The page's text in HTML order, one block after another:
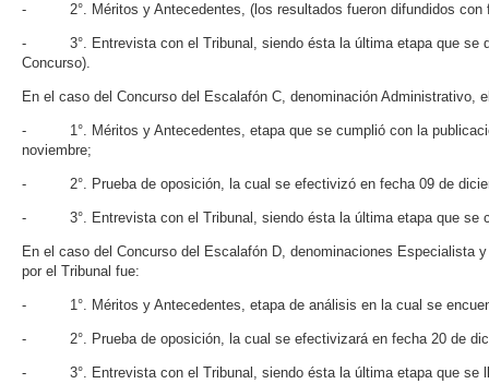
- 2°. Méritos y Antecedentes, (los resultados fueron difundidos con
- 3°. Entrevista con el Tribunal, siendo ésta la última etapa que se
Concurso).
En el caso del Concurso del Escalafón C, denominación Administrativo,
- 1°. Méritos y Antecedentes, etapa que se cumplió con la
noviembre;
- 2°. Prueba de oposición, la cual se efectivizó en fecha 09 de
- 3°. Entrevista con el Tribunal, siendo ésta la última etapa que se
En el caso del Concurso del Escalafón D, denominaciones Especialista
por el Tribunal fue:
- 1°. Méritos y Antecedentes, etapa de análisis en la cual se
- 2°. Prueba de oposición, la cual se efectivizará en fecha 20 de
- 3°. Entrevista con el Tribunal, siendo ésta la última etapa que se